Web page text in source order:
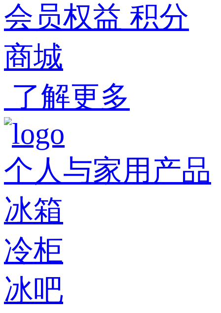
会员权益 积分
商城
了解更多
个人与家用产品
冰箱
冷柜
冰吧